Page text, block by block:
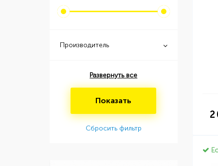
Производитель
Развернуть все
Показать
Сбросить фильтр
2